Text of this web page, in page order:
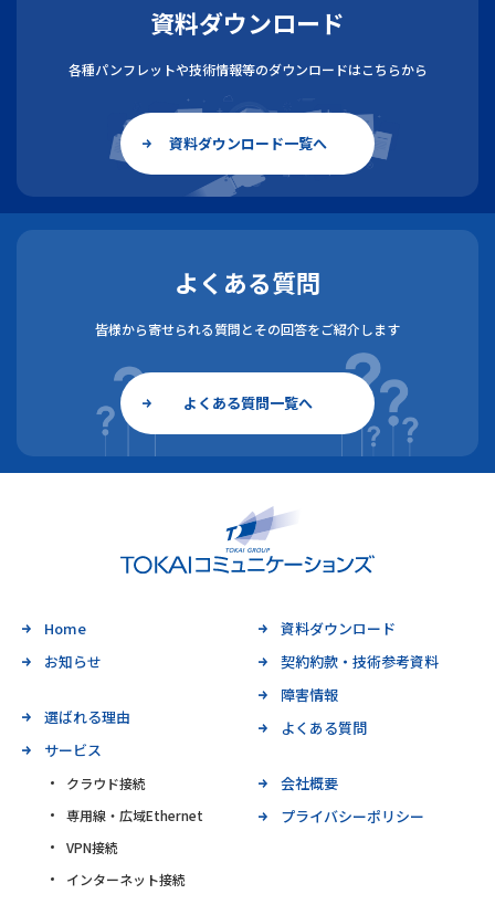
資料ダウンロード
各種パンフレットや技術情報等のダウンロードはこちらから
資料ダウンロード一覧へ
よくある質問
皆様から寄せられる質問とその回答をご紹介します
よくある質問一覧へ
Home
お知らせ
選ばれる理由
サービス
クラウド接続
専用線・広域Ethernet
VPN接続
インターネット接続
資料ダウンロード
契約約款・技術参考資料
障害情報
よくある質問
会社概要
プライバシーポリシー